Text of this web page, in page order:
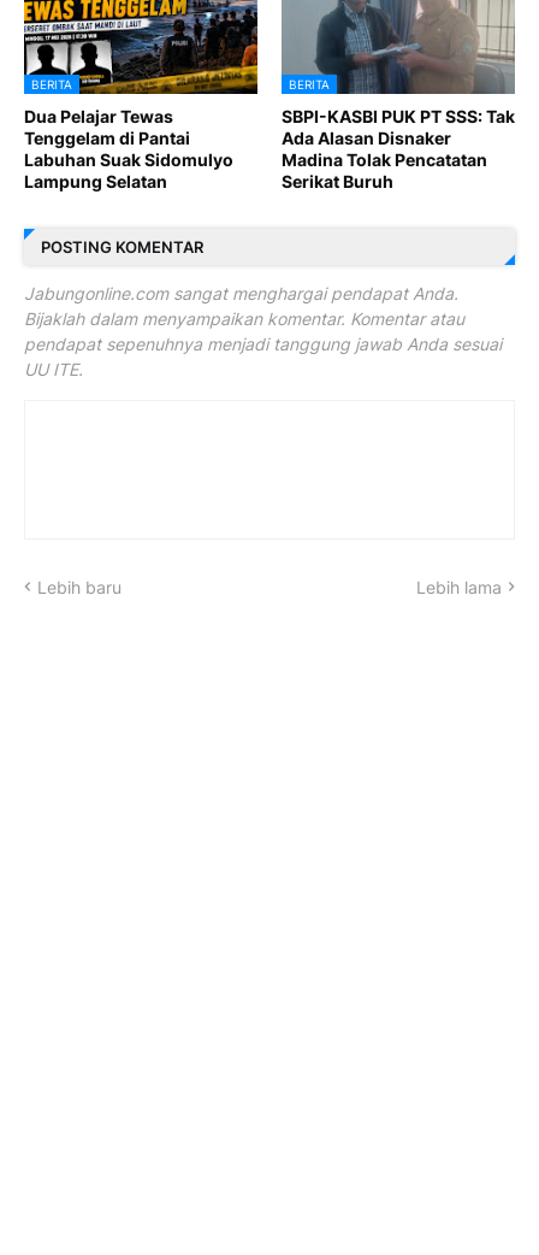
BERITA
Dua Pelajar Tewas
Tenggelam di Pantai
Labuhan Suak Sidomulyo
Lampung Selatan
BERITA
SBPI-KASBI PUK PT SSS: Tak
Ada Alasan Disnaker
Madina Tolak Pencatatan
Serikat Buruh
POSTING KOMENTAR
Jabungonline.com sangat menghargai pendapat Anda.
Bijaklah dalam menyampaikan komentar. Komentar atau
pendapat sepenuhnya menjadi tanggung jawab Anda sesuai
UU ITE.
Lebih baru Lebih lama